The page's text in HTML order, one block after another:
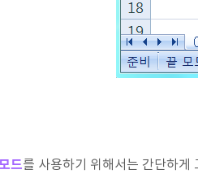
드를 사용하기 위해서는 간단하게